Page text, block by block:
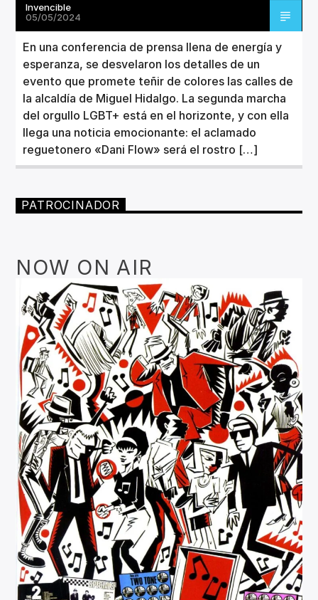
Invencible Radio
Invencible
05/05/2024
En una conferencia de prensa llena de energía y
esperanza, se desvelaron los detalles de un
evento que promete teñir de colores las calles de
la alcaldía de Miguel Hidalgo. La segunda marcha
del orgullo LGBT+ está en el horizonte, y con ella
llega una noticia emocionante: el aclamado
reguetonero «Dani Flow» será el rostro […]
PATROCINADOR
NOW ON AIR